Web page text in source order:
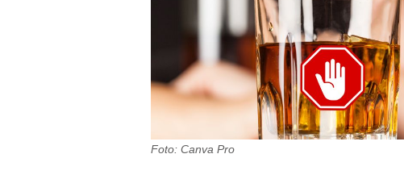
Foto: Canva Pro